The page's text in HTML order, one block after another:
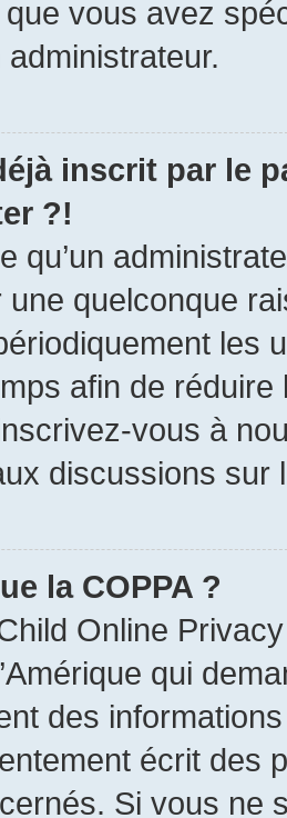
vous avez
inscrit par le
?!
qu’un
une quelconque
les
afin de
vous à
discussions sur
la COPPA ?
Online
qui
des
écrit des
Si vous ne